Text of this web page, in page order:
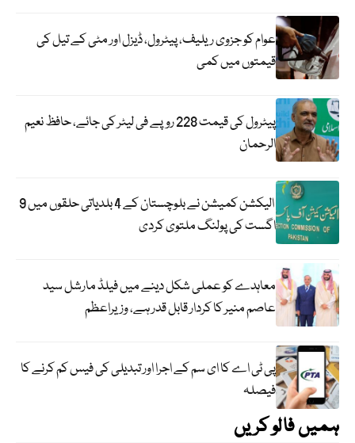
عوام کو جزوی ریلیف، پیٹرول، ڈیزل اور مٹی کے تیل کی
قیمتوں میں کمی
پیٹرول کی قیمت 228 روپے فی لیٹر کی جائے، حافظ نعیم
الرحمان
الیکشن کمیشن نے بلوچستان کے 4 بلدیاتی حلقوں میں 9
اگست کی پولنگ ملتوی کردی
معاہدے کو عملی شکل دینے میں فیلڈ مارشل سید
عاصم منیر کا کردار قابل قدر ہے، وزیراعظم
پی ٹی اے کا ای سم کے اجرا اور تبدیلی کی فیس کم کرنے کا
فیصلہ
ہمیں فالو کریں